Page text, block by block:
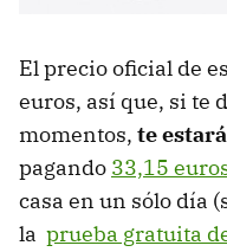
El precio oficial de
euros, así que, si te
momentos, te
pagando 33,15
casa en un sólo día
la prueba gratuita